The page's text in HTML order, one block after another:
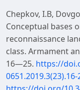
Chepkov, I.B,
Conceptual bases
reconnaissance
class. Armament
16—25. https://
0651.2019.3(23).16-